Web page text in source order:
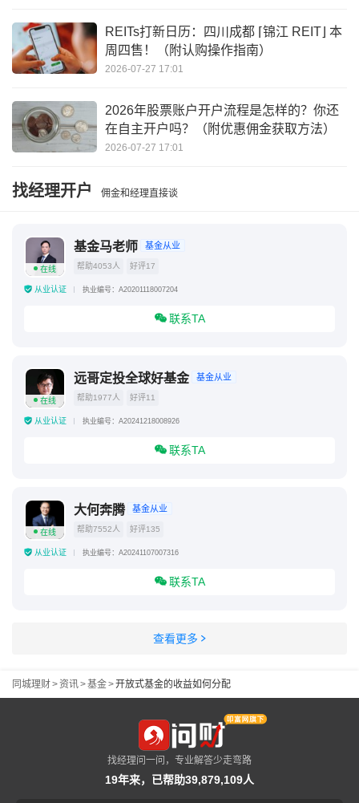
REITs打新日历：四川成都 ⌈锦江 REIT⌋ 本
周四售！（附认购操作指南）
2026-07-27 17:01
2026年股票账户开户流程是怎样的？你还
在自主开户吗？（附优惠佣金获取方法）
2026-07-27 17:01
找经理开户 佣金和经理直接谈
在线
基金马老师 基金从业
帮助4053人 好评17
从业认证 执业编号：A20201118007204
联系TA
在线
远哥定投全球好基金 基金从业
帮助1977人 好评11
从业认证 执业编号：A20241218008926
联系TA
在线
大何奔腾 基金从业
帮助7552人 好评135
从业认证 执业编号：A20241107007316
联系TA
查看更多
同城理财>资讯>基金>开放式基金的收益如何分配
找经理问一问，专业解答少走弯路
19年来，已帮助39,879,109人